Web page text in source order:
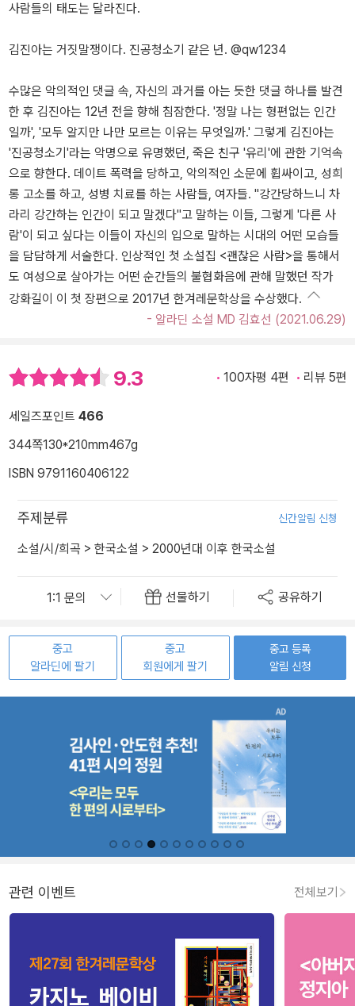
사람들의 태도는 달라진다.
김진아는 거짓말쟁이다. 진공청소기 같은 년. @qw1234
수많은 악의적인 댓글 속, 자신의 과거를 아는 듯한 댓글 하나를 발견
한 후 김진아는 12년 전을 향해 침잠한다. '정말 나는 형편없는 인간
일까', '모두 알지만 나만 모르는 이유는 무엇일까.' 그렇게 김진아는
'진공청소기'라는 악명으로 유명했던, 죽은 친구 '유리'에 관한 기억속
으로 향한다. 데이트 폭력을 당하고, 악의적인 소문에 휩싸이고, 성희
롱 고소를 하고, 성병 치료를 하는 사람들, 여자들. "강간당하느니 차
라리 강간하는 인간이 되고 말겠다"고 말하는 이들, 그렇게 '다른 사
람'이 되고 싶다는 이들이 자신의 입으로 말하는 시대의 어떤 모습들
을 담담하게 서술한다. 인상적인 첫 소설집 <괜찮은 사람>을 통해서
도 여성으로 살아가는 어떤 순간들의 불협화음에 관해 말했던 작가
강화길이 이 첫 장편으로 2017년 한겨레문학상을 수상했다.
- 알라딘 소설 MD 김효선 (2021.06.29)
9.3 100자평 4편 리뷰 5편
세일즈포인트 466
344쪽130*210mm467g
ISBN 9791160406122
주제분류 신간알림 신청
소설/시/희곡 > 한국소설 > 2000년대 이후 한국소설
선물하기 공유하기
중고
알라딘에 팔기
중고
회원에게 팔기
중고 등록
알림 신청
관련 이벤트 전체보기